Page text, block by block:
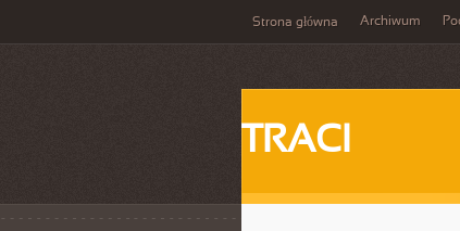
Strona główna Archiwum
TRACI